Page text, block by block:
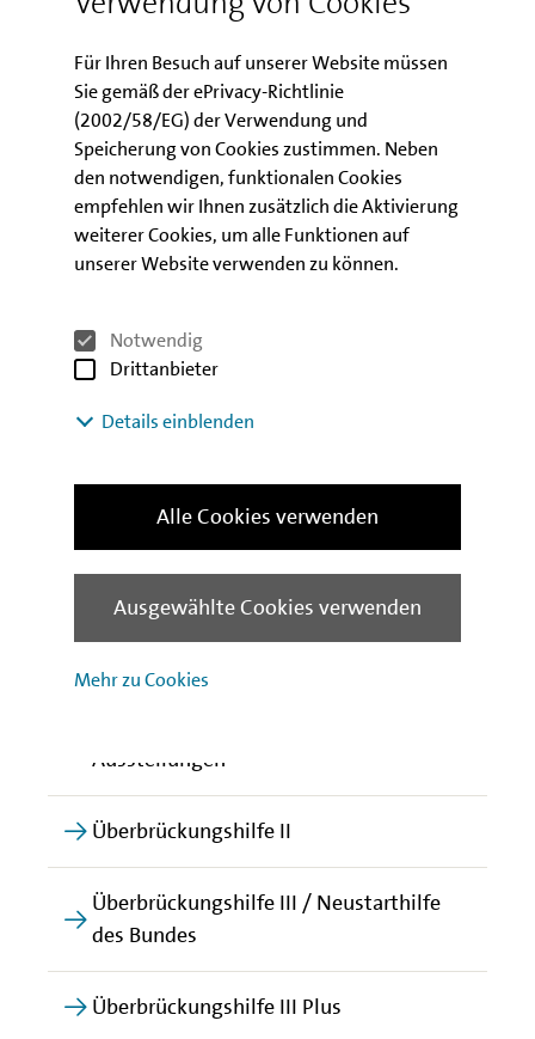
Für Ihren Besuch auf unserer Website müssen
Sie gemäß der ePrivacy-Richtlinie
(2002/58/EG) der Verwendung und
Speicherung von Cookies zustimmen. Neben
den notwendigen, funktionalen Cookies
empfehlen wir Ihnen zusätzlich die Aktivierung
weiterer Cookies, um alle Funktionen auf
unserer Website verwenden zu können.
Notwendig
Drittanbieter
Details einblenden
Mehr zu Cookies
Ausgewählte Cookies verwenden
Alle Cookies verwenden
Soforthilfe IV 2.0
Soforthilfe IV 3.0 für Kulturunternehmen
Soforthilfe IV 4.0
Soforthilfe IV 5.0
Soforthilfe IV 6.0
Soforthilfe IV 7.0
Soforthilfe IV 8.0
Soforthilfe V
Soforthilfe X 2.0 (Ehrenamts- und
Ausstellungen
Überbrückungshilfe II
Überbrückungshilfe III / Neustarthilfe
des Bundes
Überbrückungshilfe III Plus